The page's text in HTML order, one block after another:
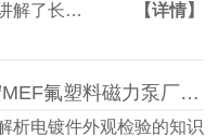
解了长…
【详情】
三川宏MEF氟塑料磁力泵厂家解析电镀件外观检验的知识
析电镀件外观检验的知识